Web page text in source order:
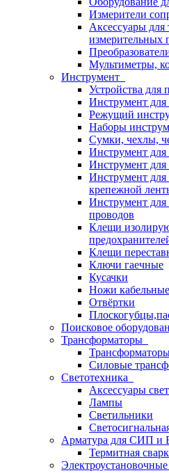
Измерители
Аксессуары для
измерительных
Мультиметры,
Инструмент
Устройства для
Инструмент для
Режущий
Наборы
Сумки, чехлы,
Инструмент для
Инструмент
Инструмент для
крепежной
Инструмент для
проводов
Клещи
Клещи
Ключи гаечные
Кусачки
Ножи кабельные
Отвёртки
Поисковое
Трансформаторы
Силовые
Светотехника
Аксессуары
Лампы
Светильники
Арматура для СИП и
Термитная